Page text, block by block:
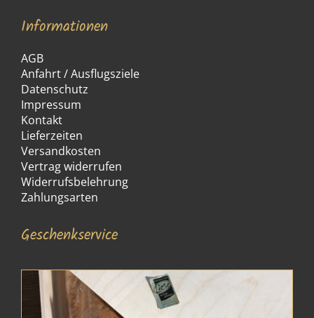
Informationen
AGB
Anfahrt / Ausflugsziele
Datenschutz
Impressum
Kontakt
Lieferzeiten
Versandkosten
Vertrag widerrufen
Widerrufsbelehrung
Zahlungsarten
Geschenkservice